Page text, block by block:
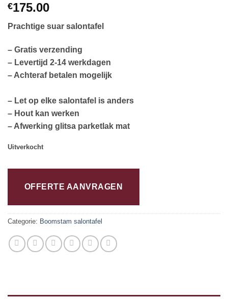
€175.00
Prachtige suar salontafel
– Gratis verzending
– Levertijd 2-14 werkdagen
– Achteraf betalen mogelijk
– Let op elke salontafel is anders
– Hout kan werken
– Afwerking glitsa parketlak mat
Uitverkocht
OFFERTE AANVRAGEN
Categorie: Boomstam salontafel